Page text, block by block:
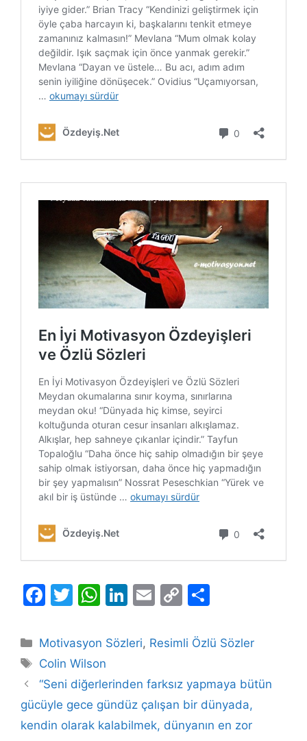
F
c
e
b
o
o
T
itt
er
W
at
s
A
p
p
Li
k
dI
n
E
ai
C
p
Li
n
k
ar
Kategoriler
Motivasyon Sözleri, Resimli Özlü Sözler
Etiketler
Colin Wilson
“Seni diğerlerinden farksız yapmaya bütün
gücüyle gece gündüz çalışan bir dünyada,
kendin olarak kalabilmek, dünyanın en zor